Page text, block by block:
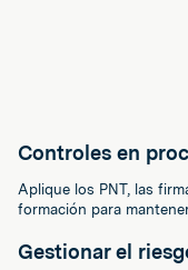
Controles en
Aplique los PNT, las
formación para
Gestionar el